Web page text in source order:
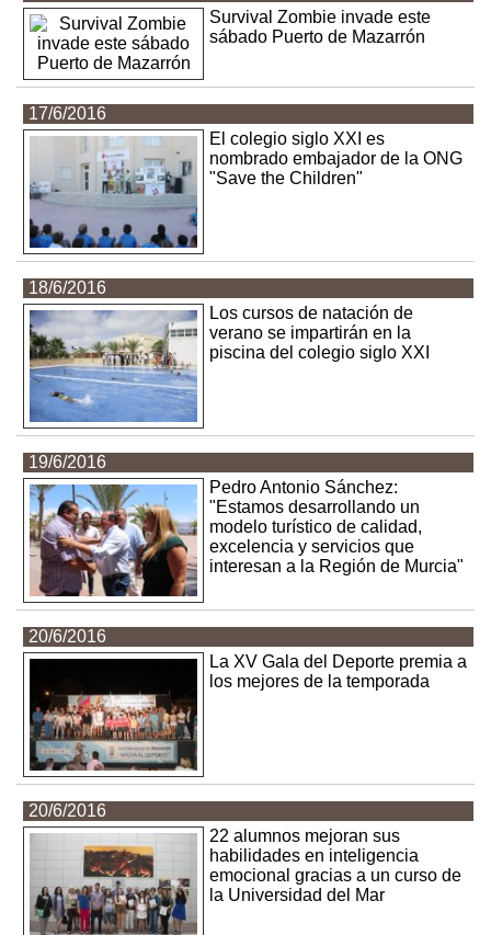
Survival Zombie invade este
sábado Puerto de Mazarrón
17/6/2016
El colegio siglo XXI es
nombrado embajador de la ONG
"Save the Children"
18/6/2016
Los cursos de natación de
verano se impartirán en la
piscina del colegio siglo XXI
19/6/2016
Pedro Antonio Sánchez:
"Estamos desarrollando un
modelo turístico de calidad,
excelencia y servicios que
interesan a la Región de Murcia"
20/6/2016
La XV Gala del Deporte premia a
los mejores de la temporada
20/6/2016
22 alumnos mejoran sus
habilidades en inteligencia
emocional gracias a un curso de
la Universidad del Mar